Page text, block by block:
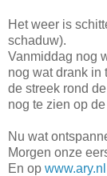
Het weer is
schaduw).
Vanmiddag nog
nog wat drank in
de streek rond
nog te zien op
Nu wat
Morgen onze
En op www.ary.nl